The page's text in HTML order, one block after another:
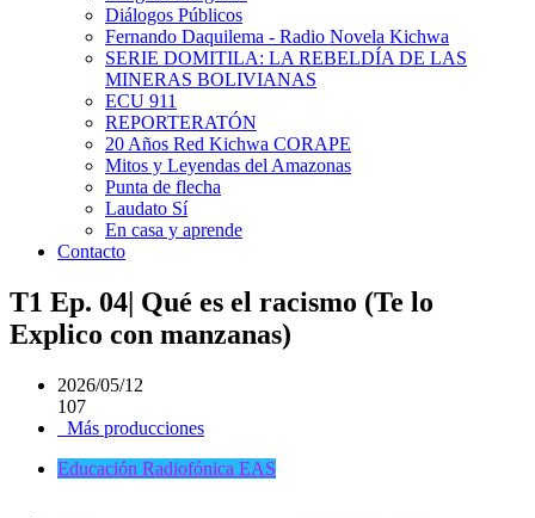
Diálogos Públicos
Fernando Daquilema - Radio Novela Kichwa
SERIE DOMITILA: LA REBELDÍA DE LAS
MINERAS BOLIVIANAS
ECU 911
REPORTERATÓN
20 Años Red Kichwa CORAPE
Mitos y Leyendas del Amazonas
Punta de flecha
Laudato Sí
En casa y aprende
Contacto
T1 Ep. 04| Qué es el racismo (Te lo
Explico con manzanas)
2026/05/12
107
Más producciones
Educación Radiofónica EAS